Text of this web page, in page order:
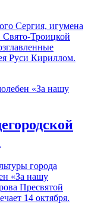
Сергия, игумена
Свято-Троицкой
Руси Кириллом.
города
«За нашу
Пресвятой
14 октября.